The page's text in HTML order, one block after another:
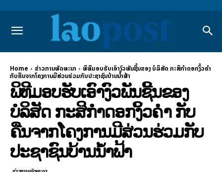
Home ຂ່າວການພັດທະນາ
ພິທີມອບຮັບເອົາງົວພັນຊີ້ນຂອງ ບໍລິສັດ ກະສິກໍາດອກງິ້ວຄຳ
ກັບຄືນຈາກໂຄງການມີສ່ວນຮ່ວມກັບປະຊາຊົນບ້ານນໍ້າຟ້າ
ພິທີມອບຮັບເອົາງົວພັນຊີ້ນຂອງ
ບໍລິສັດ ກະສິກໍາດອກງິ້ວຄຳ ກັບ
ຄືນຈາກໂຄງການມີສ່ວນຮ່ວມກັບ
ປະຊາຊົນບ້ານນໍ້າຟ້າ